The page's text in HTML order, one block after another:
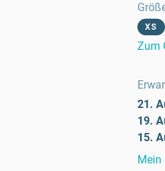
XS
Zum
21.
19.
15.
Mein